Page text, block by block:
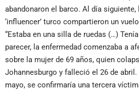
abandonaron el barco. Al día siguiente,
‘influencer’ turco compartieron un
“Estaba en una silla de ruedas (…)
parecer, la enfermedad comenzaba a
sobre la mujer de 69 años, quien
Johannesburgo y falleció el 26 de
mayo, se confirmaría una tercera